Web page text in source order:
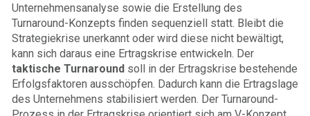
Unternehmensanalyse sowie die Erstellung des
Turnaround-Konzepts finden sequenziell statt. Bleibt die
Strategiekrise unerkannt oder wird diese nicht bewältigt,
kann sich daraus eine Ertragskrise entwickeln. Der
taktische Turnaround soll in der Ertragskrise bestehende
Erfolgsfaktoren ausschöpfen. Dadurch kann die Ertragslage
des Unternehmens stabilisiert werden. Der Turnaround-